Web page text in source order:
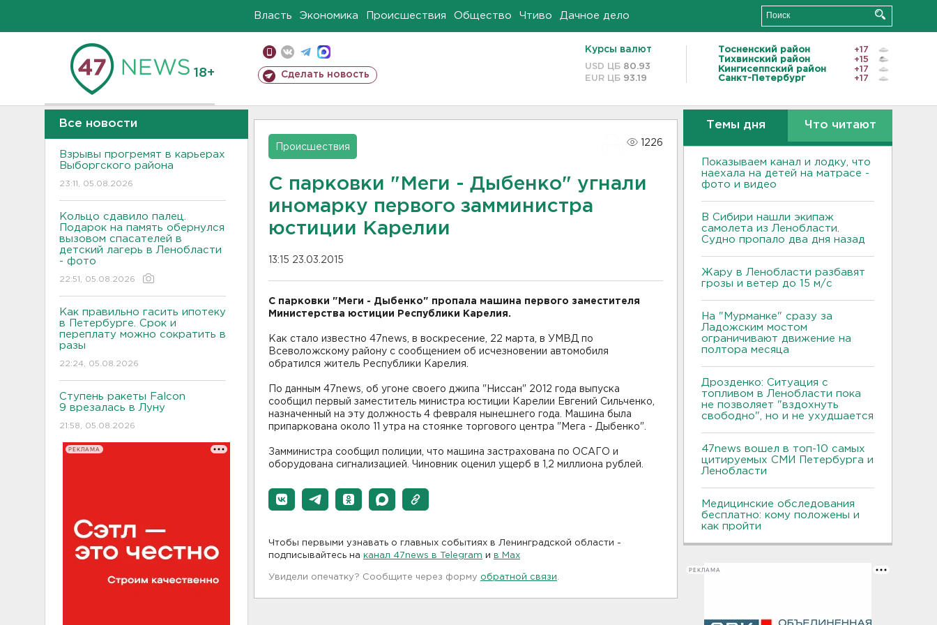
Власть Экономика Происшествия Общество Чтиво Дачное дело
18+ Сделать новость
Курсы валют
USD ЦБ 80.93
EUR ЦБ 93.19
Тосненский район
+17
Тихвинский район
+15
Кингисеппский район
+17
Санкт-Петербург
+17
Все новости
Взрывы прогремят в карьерах
Выборгского района
23:11, 05.08.2026
Кольцо сдавило палец.
Подарок на память обернулся
вызовом спасателей в
детский лагерь в Ленобласти
- фото
22:51, 05.08.2026
Как правильно гасить ипотеку
в Петербурге. Срок и
переплату можно сократить в
разы
22:24, 05.08.2026
Ступень ракеты Falcon
9 врезалась в Луну
21:58, 05.08.2026
РЕКЛАМА
Происшествия
1226
С парковки "Меги - Дыбенко" угнали
иномарку первого замминистра
юстиции Карелии
13:15 23.03.2015
С парковки "Меги - Дыбенко" пропала машина первого заместителя
Министерства юстиции Республики Карелия.
Как стало известно 47news, в воскресение, 22 марта, в УМВД по
Всеволожскому району с сообщением об исчезновении автомобиля
обратился житель Республики Карелия.
По данным 47news, об угоне своего джипа "Ниссан" 2012 года выпуска
сообщил первый заместитель министра юстиции Карелии Евгений Сильченко,
назначенный на эту должность 4 февраля нынешнего года. Машина была
припаркована около 11 утра на стоянке торгового центра "Мега - Дыбенко".
Замминистра сообщил полиции, что машина застрахована по ОСАГО и
оборудована сигнализацией. Чиновник оценил ущерб в 1,2 миллиона рублей.
Чтобы первыми узнавать о главных событиях в Ленинградской области -
подписывайтесь на канал 47news в Telegram и в Maх
Увидели опечатку? Сообщите через форму обратной связи
Темы дня Что читают
Показываем канал и лодку, что
наехала на детей на матрасе -
фото и видео
В Сибири нашли экипаж
самолета из Ленобласти.
Судно пропало два дня назад
Жару в Ленобласти разбавят
грозы и ветер до 15 м/с
На "Мурманке" сразу за
Ладожским мостом
ограничивают движение на
полтора месяца
Дрозденко: Ситуация с
топливом в Ленобласти пока
не позволяет "вздохнуть
свободно", но и не ухудшается
47news вошел в топ-10 самых
цитируемых СМИ Петербурга и
Ленобласти
Медицинские обследования
бесплатно: кому положены и
как пройти
РЕКЛАМА